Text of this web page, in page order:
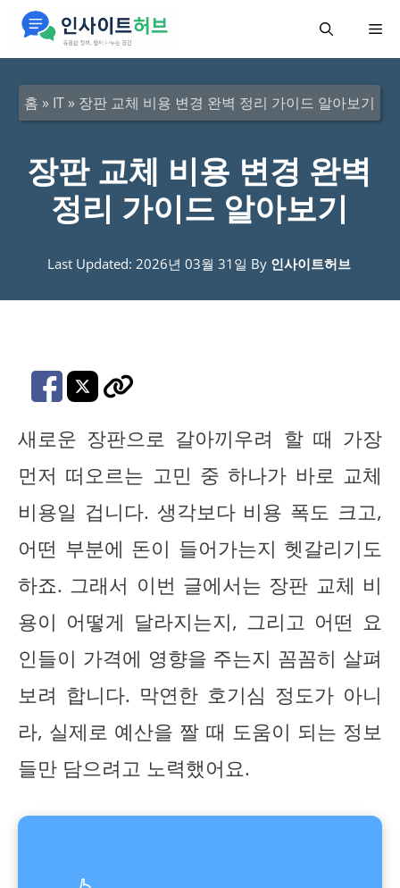
메
홈 » IT» 장판 교체 비용 변경 완벽 정리 가이드 알아보기
장판 교체 비용 변경 완벽
정리 가이드 알아보기
Last Updated: 2026년 03월 31일 By 인사이트허브
새로운 장판으로 갈아끼우려 할 때 가장
먼저 떠오르는 고민 중 하나가 바로 교체
비용일 겁니다. 생각보다 비용 폭도 크고,
어떤 부분에 돈이 들어가는지 헷갈리기도
하죠. 그래서 이번 글에서는 장판 교체 비
용이 어떻게 달라지는지, 그리고 어떤 요
인들이 가격에 영향을 주는지 꼼꼼히 살펴
보려 합니다. 막연한 호기심 정도가 아니
라, 실제로 예산을 짤 때 도움이 되는 정보
들만 담으려고 노력했어요.